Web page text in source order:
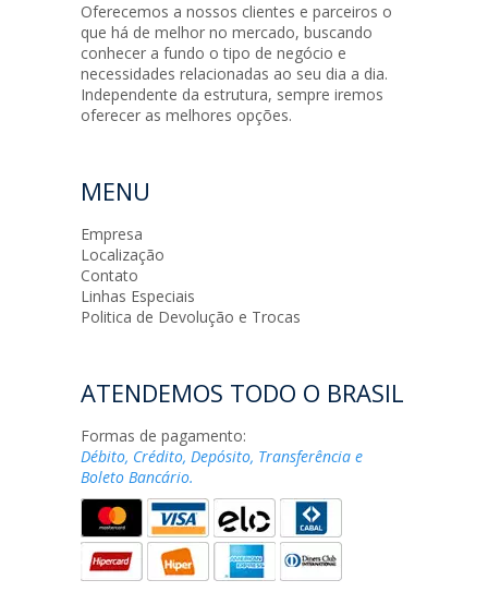
Oferecemos a nossos clientes e parceiros o
que há de melhor no mercado, buscando
conhecer a fundo o tipo de negócio e
necessidades relacionadas ao seu dia a dia.
Independente da estrutura, sempre iremos
oferecer as melhores opções.
MENU
Empresa
Localização
Contato
Linhas Especiais
Politica de Devolução e Trocas
ATENDEMOS TODO O BRASIL
Formas de pagamento:
Débito, Crédito, Depósito, Transferência e
Boleto Bancário.